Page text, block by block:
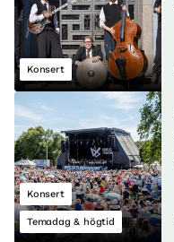
Konsert
Konsert
Temadag & högtid